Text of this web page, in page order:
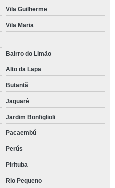
Vila Guilherme
Vila Maria
Bairro do Limão
Alto da Lapa
Butantã
Jaguaré
Jardim Bonfiglioli
Pacaembú
Perús
Pirituba
Rio Pequeno